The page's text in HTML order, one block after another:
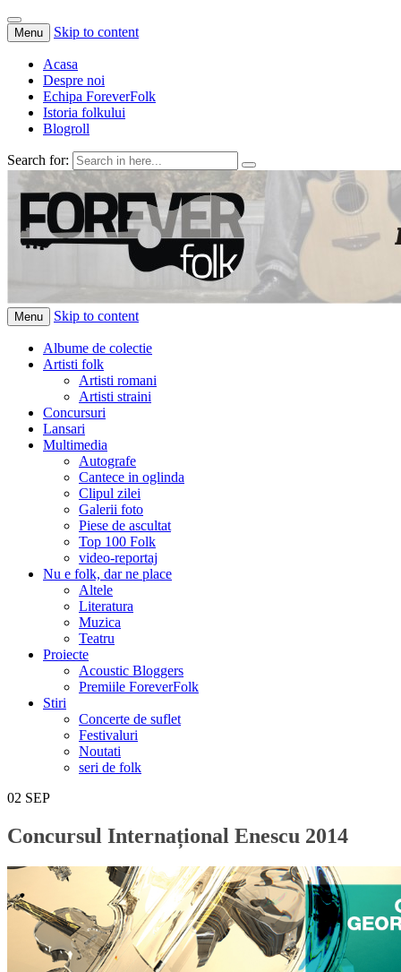
Menu Skip to content
Acasa
Despre noi
Echipa ForeverFolk
Istoria folkului
Blogroll
Search for:
ForeverFolk
Muzica sufletului tau
Menu Skip to content
Albume de colectie
Artisti folk
Artisti romani
Artisti straini
Concursuri
Lansari
Multimedia
Autografe
Cantece in oglinda
Clipul zilei
Galerii foto
Piese de ascultat
Top 100 Folk
video-reportaj
Nu e folk, dar ne place
Altele
Literatura
Muzica
Teatru
Proiecte
Acoustic Bloggers
Premiile ForeverFolk
Stiri
Concerte de suflet
Festivaluri
Noutati
seri de folk
02 SEP
Concursul Internațional Enescu 2014